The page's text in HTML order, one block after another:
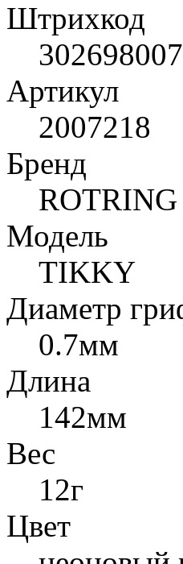
Штрихкод
Артикул
2007218
Бренд
ROTRING
Модель
TIKKY
Диаметр
0.7мм
Длина
142мм
Вес
12г
Цвет